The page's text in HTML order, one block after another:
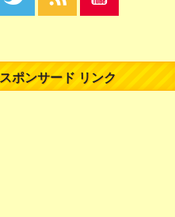
スポンサード リンク